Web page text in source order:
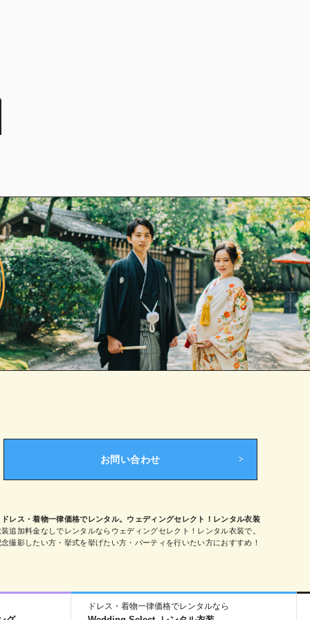
お問い合わせ
ドレス・着物一律価格でレンタル。ウェディングセレクト！レンタル衣装
追加料金なしでレンタルならウェディングセレクト！レンタル衣装で。
念撮影したい方・挙式を挙げたい方・パーティを行いたい方におすすめ！
ドレス・着物一律価格でレンタルなら